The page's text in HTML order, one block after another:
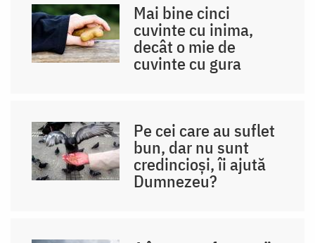
Mai bine cinci
cuvinte cu inima,
decât o mie de
cuvinte cu gura
Pe cei care au suflet
bun, dar nu sunt
credincioși, îi ajută
Dumnezeu?